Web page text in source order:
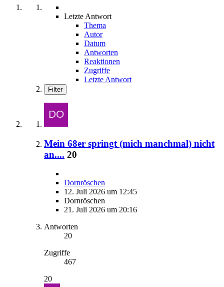
Letzte Antwort
Thema
Autor
Datum
Antworten
Reaktionen
Zugriffe
Letzte Antwort
Filter
Mein 68er springt (mich manchmal) nicht
an.... 20
Dornröschen
12. Juli 2026 um 12:45
Dornröschen
21. Juli 2026 um 20:16
Antworten
20
Zugriffe
467
20